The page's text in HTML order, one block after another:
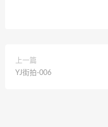
上一篇
YJ街拍-006